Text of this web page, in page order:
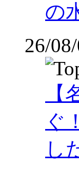
の
26/
ぐ
し